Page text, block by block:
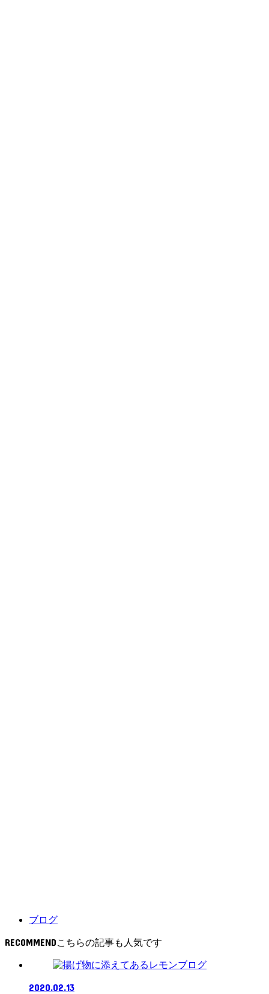
ブログ
RECOMMEND
ブログ
2020.02.13